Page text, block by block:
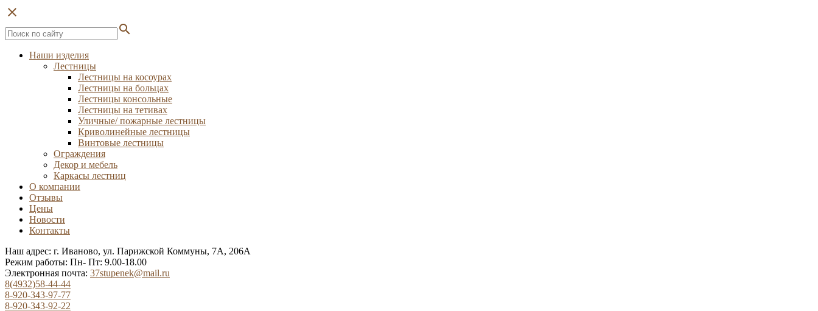
close
search
Наши изделия
Лестницы
Лестницы на косоурах
Лестницы на больцах
Лестницы консольные
Лестницы на тетивах
Уличные/ пожарные лестницы
Криволинейные лестницы
Винтовые лестницы
Ограждения
Декор и мебель
Каркасы лестниц
О компании
Отзывы
Цены
Новости
Контакты
Наш адрес: г. Иваново, ул. Парижской Коммуны, 7А, 206А
Режим работы: Пн- Пт: 9.00-18.00
Электронная почта: 37stupenek@mail.ru
8(4932)58-44-44
8-920-343-97-77
8-920-343-92-22